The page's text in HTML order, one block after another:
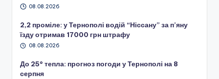
08.08.2026
2,2 проміле: у Тернополі водій “Ніссану” за п’яну
їзду отримав 17000 грн штрафу
08.08.2026
До 25° тепла: прогноз погоди у Тернополі на 8
серпня